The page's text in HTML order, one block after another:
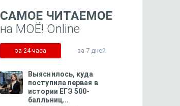
САМОЕ ЧИТАЕМОЕ
на МОЁ! Online
за 24 часа за 7 дней
Выяснилось, куда
поступила первая в
истории ЕГЭ 500-
балльниц...